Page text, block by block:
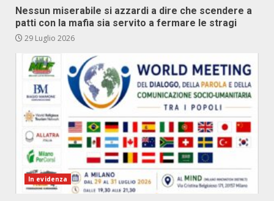
Nessun miserabile si azzardi a dire che scendere a
patti con la mafia sia servito a fermare le stragi
29 Luglio 2026
In evidenza